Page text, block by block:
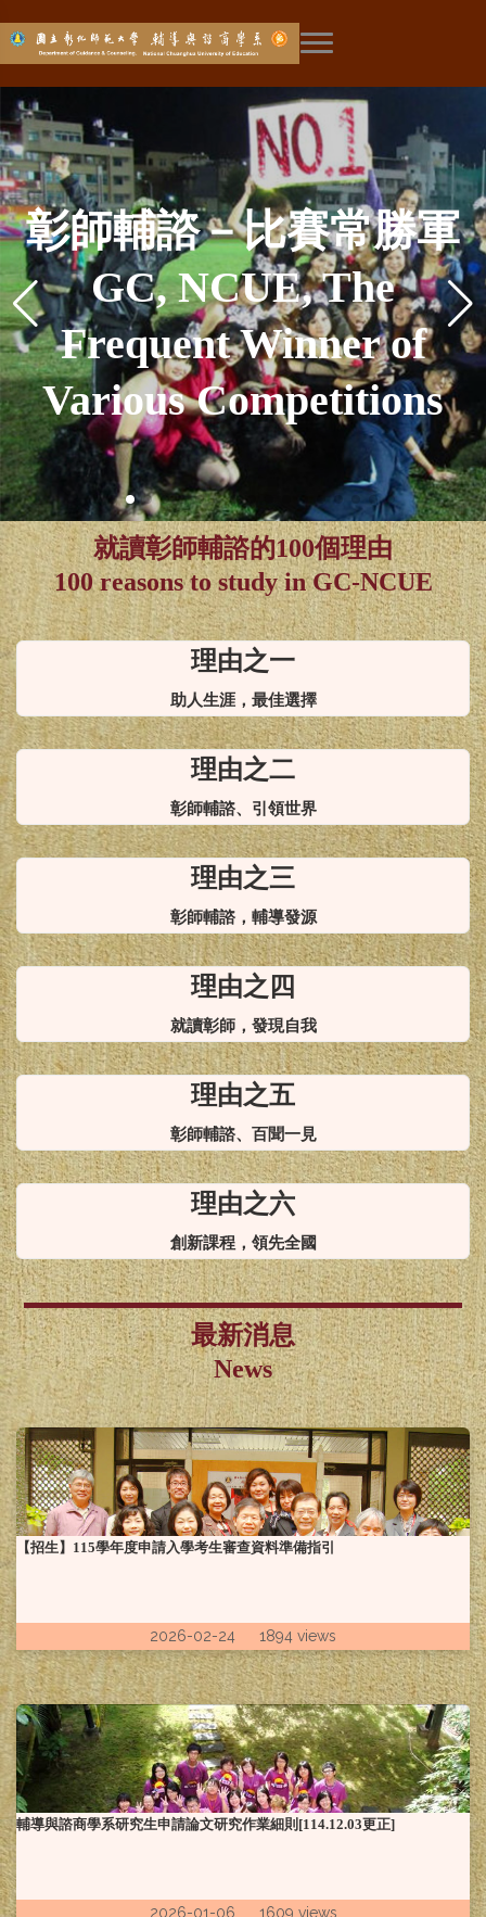
展開主選單
系所社會責任
Department Social
Responsibility
彰師輔諮－台灣輔導工
作發源地
GC, NCUE-The
Birthplace of
Counseling Profession
in Taiwan
全國高中生輔導營－學
涯與生涯的探索體驗
GC, NCUE Summer
Camp - First Try of
Exploring Academic
Career & Work Career
彰師輔諮－比賽常勝軍
GC, NCUE, The
Frequent Winner of
Various Competitions
探索未來—華人生涯研
究中心
Helper of Career
Exploring—Center for
Chinese Research
Career
彰師輔諮新生成長營－
來自彰師輔諮的熱烈歡
迎
GC, NCUE Orientation
Camp - A Special
Welcome from GC,
NCUE!
EAP學程－成為職場員
工的溫暖曙光
Employee Assistance
Program (EAP) - The
Warm Sun shining in
Workplace
飛越五十-彰師輔諮創系
五十周年
GC, NCUE 50
Anniversary
網路成癮－媒體報導
News Reports of Our
Research on Internet
Addiction
學術重鎮-本土社會科學
與本土諮商心理學
Academic Center-
Indigenous Social
Sciences and Indigenous
Counseling Psychology
彰師輔諮－媒體最愛
GC, NCUE, The Media
Favorite to Report
全台唯一－婚姻與家族
治療專業
The Only in Taiwan—
Marriage and Family
Therapy Profession
社工學程－輔導諮商與
社會工作知能兼備
Social Worker Program
- Combined with
Guidance, Counseling
and Social Work
環境最美－號稱薰衣草
森林彰化分店
Gorgeous Surroundings
in GC, NCUE
輔諮大軍－彰師輔諮系
學會幹部群
Counseling Corps-
Student Association
Council of GC, NCUE
全國最強－輔導與諮商
師資陣容
The Best Faculty for
Counseling Training
Lineup
設備最好－量身打造的
專業系館
Top Equipment- The
Professional
Department Building of
GC, NCUE
加入師培—成為教育工
作者
Join Teacher Education
—Being a Educator
系所社會責任
Department Social
Responsibility
彰師輔諮－台灣輔導工
作發源地
GC, NCUE-The
Birthplace of
Counseling Profession
in Taiwan
就讀彰師輔諮的100個理由
100 reasons to study in GC-NCUE
理由之一
助人生涯，最佳選擇
理由之二
彰師輔諮、引領世界
理由之三
彰師輔諮，輔導發源
理由之四
就讀彰師，發現自我
理由之五
彰師輔諮、百聞一見
理由之六
創新課程，領先全國
最新消息
News
【招生】115學年度申請入學考生審查資料準備指引
2026-02-24 1894 views
輔導與諮商學系研究生申請論文研究作業細則[114.12.03更正]
2026-01-06 1609 views